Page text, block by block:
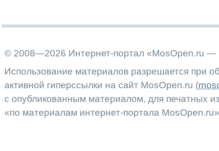
© 2008—2026 Интернет-портал «MosOpen.ru —
Использование материалов разрешается при
активной гиперссылки на сайт MosOpen.ru (
с опубликованным материалом, для печатных
«по материалам интернет-портала